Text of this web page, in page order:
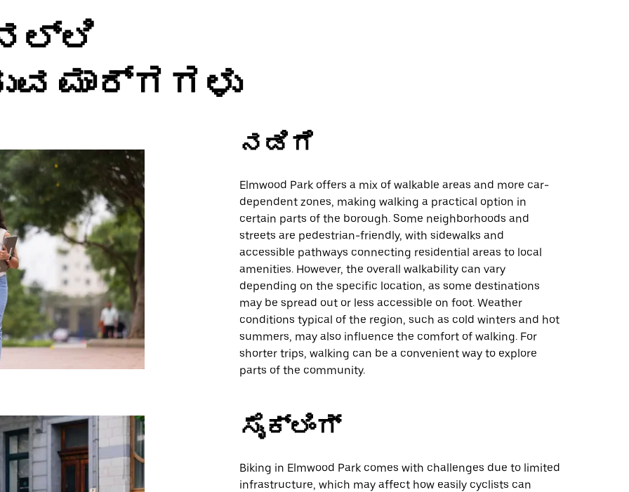
ಮಾರ್ಗಗಳು
ನಡಿಗೆ
Elmwood Park offers a mix of walkable areas and more car-
dependent zones, making walking a practical option in
certain parts of the borough. Some neighborhoods and
streets are pedestrian-friendly, with sidewalks and
accessible pathways connecting residential areas to local
amenities. However, the overall walkability can vary
depending on the specific location, as some destinations
may be spread out or less accessible on foot. Weather
conditions typical of the region, such as cold winters and hot
summers, may also influence the comfort of walking. For
shorter trips, walking can be a convenient way to explore
parts of the community.
ಸೈಕ್ಲಿಂಗ್
Biking in Elmwood Park comes with challenges due to limited
infrastructure, which may affect how easily cyclists can